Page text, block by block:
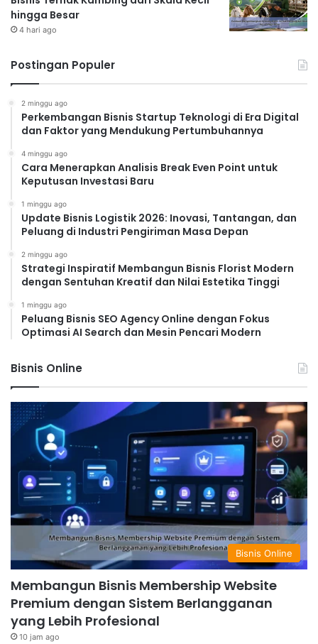
hingga Besar
4 hari ago
Postingan Populer
2 minggu ago
Perkembangan Bisnis Startup Teknologi di Era Digital
dan Faktor yang Mendukung Pertumbuhannya
4 minggu ago
Cara Menerapkan Analisis Break Even Point untuk
Keputusan Investasi Baru
1 minggu ago
Update Bisnis Logistik 2026: Inovasi, Tantangan, dan
Peluang di Industri Pengiriman Masa Depan
2 minggu ago
Strategi Inspiratif Membangun Bisnis Florist Modern
dengan Sentuhan Kreatif dan Nilai Estetika Tinggi
1 minggu ago
Peluang Bisnis SEO Agency Online dengan Fokus
Optimasi AI Search dan Mesin Pencari Modern
Bisnis Online
Bisnis Online
Membangun Bisnis Membership Website
Premium dengan Sistem Berlangganan
yang Lebih Profesional
10 jam ago